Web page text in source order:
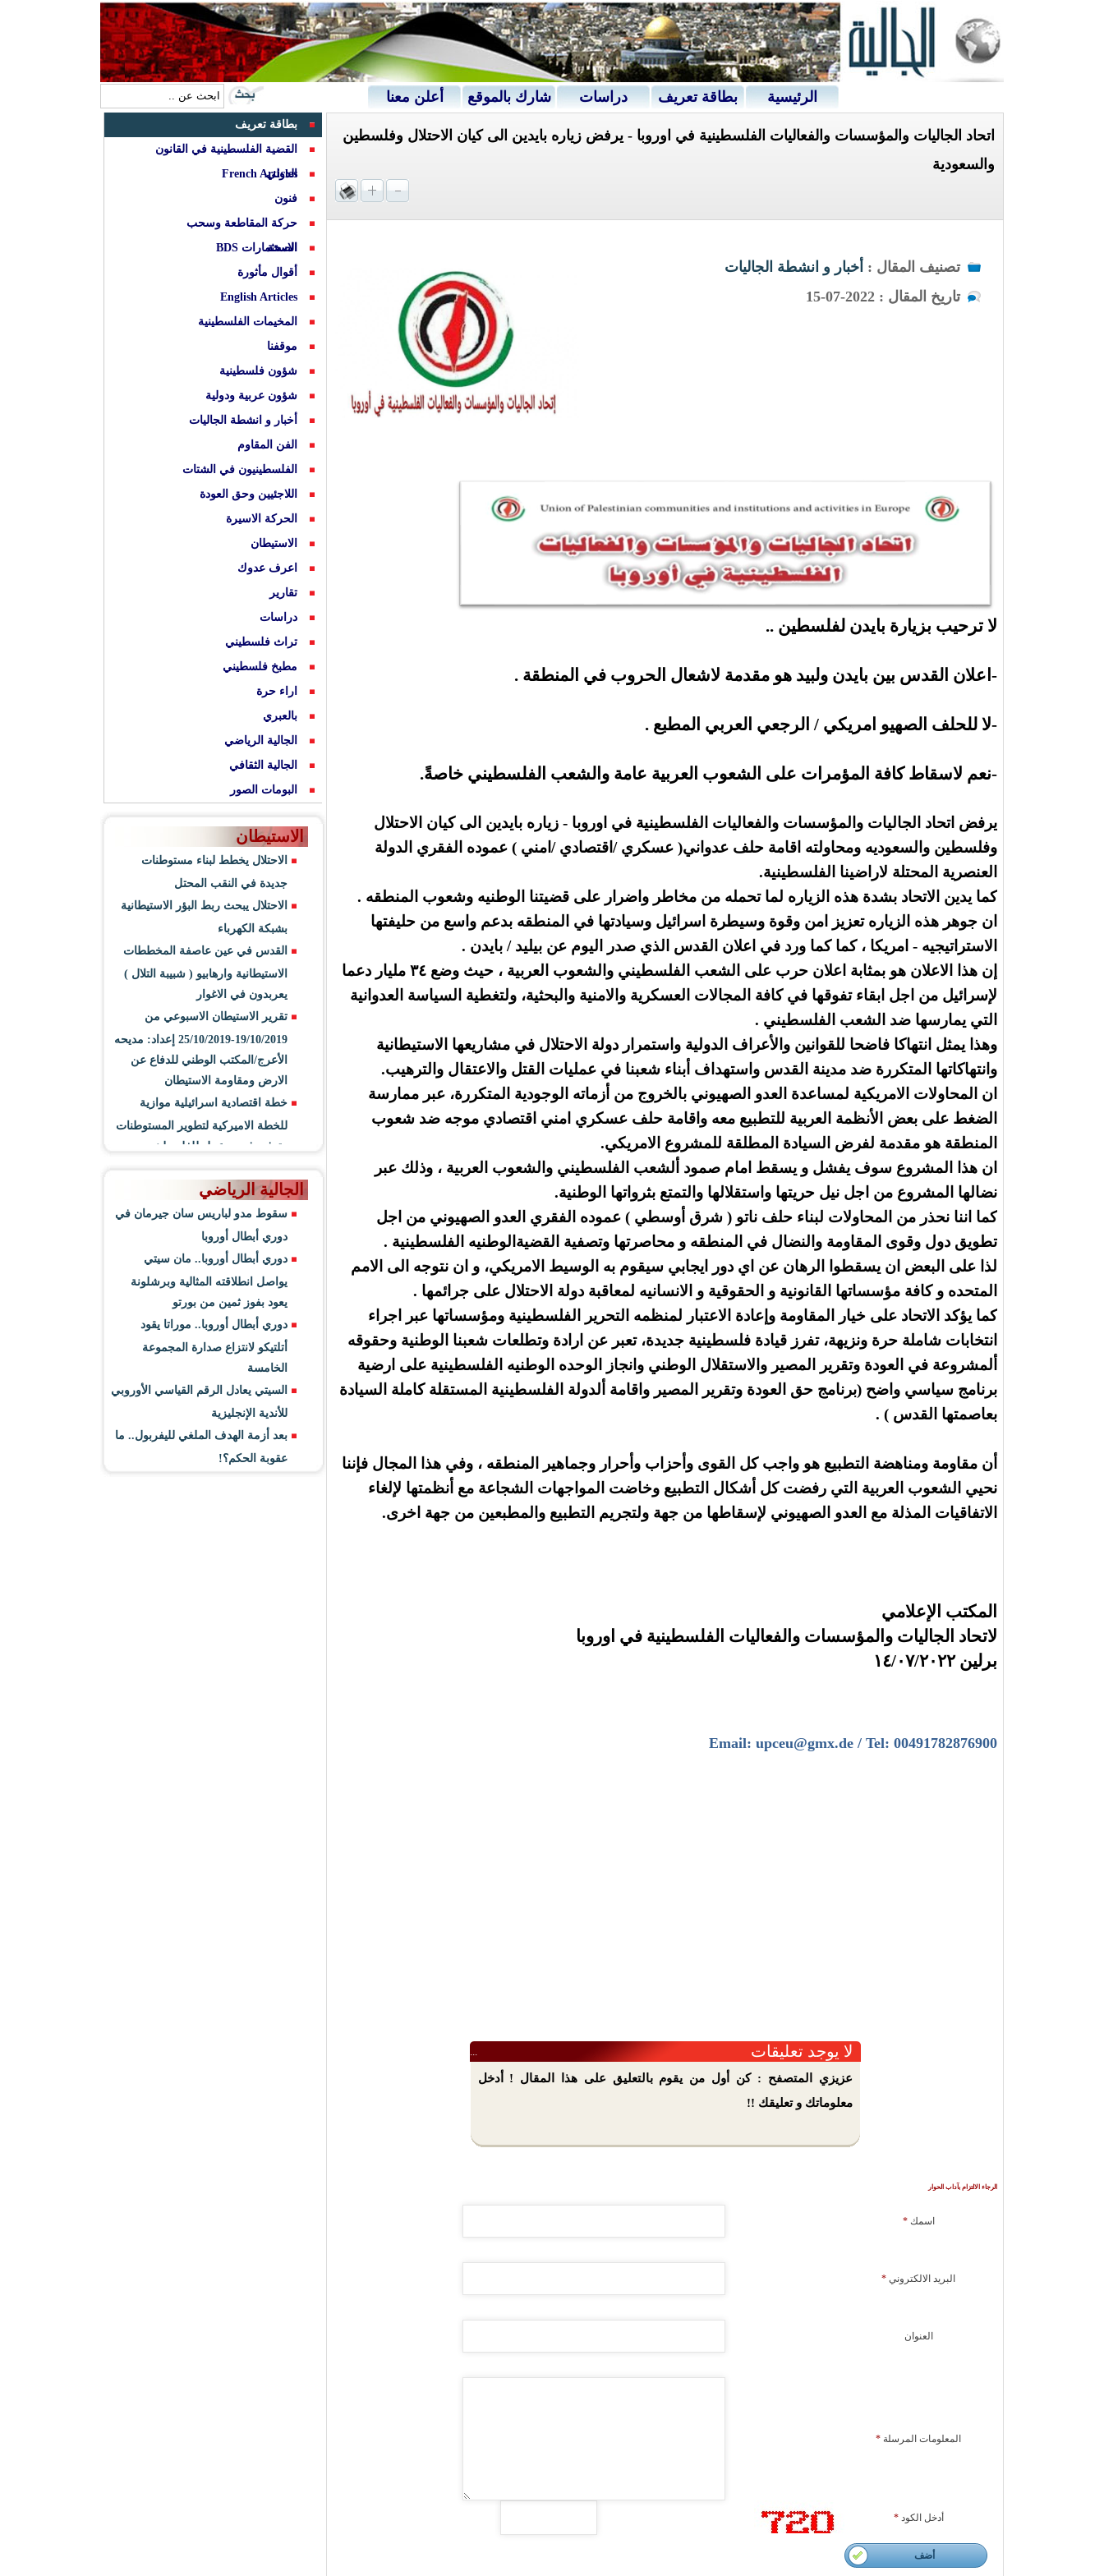
الرئيسية بطاقة تعريف دراسات شارك بالموقع أعلن معنا
اتحاد الجاليات والمؤسسات والفعاليات الفلسطينية في اوروبا - يرفض زياره بايدين الى كيان الاحتلال وفلسطين
والسعودية
تصنيف المقال : أخبار و انشطة الجاليات
تاريخ المقال : 2022-07-15
لا ترحيب بزيارة بايدن لفلسطين ..
-اعلان القدس بين بايدن ولبيد هو مقدمة لاشعال الحروب في المنطقة .
-لا للحلف الصهيو امريكي / الرجعي العربي المطبع .
-نعم لاسقاط كافة المؤمرات على الشعوب العربية عامة والشعب الفلسطيني خاصةً.
يرفض اتحاد الجاليات والمؤسسات والفعاليات الفلسطينية في اوروبا - زياره بايدين الى كيان الاحتلال
وفلسطين والسعوديه ومحاولته اقامة حلف عدواني( عسكري /اقتصادي /امني ) عموده الفقري الدولة
العنصرية المحتلة لاراضينا الفلسطينية.
كما يدين الاتحاد بشدة هذه الزياره لما تحمله من مخاطر واضرار على قضيتنا الوطنيه وشعوب المنطقه .
ان جوهر هذه الزياره تعزيز امن وقوة وسيطرة اسرائيل وسيادتها في المنطقه بدعم واسع من حليفتها
الاستراتيجيه - امريكا ، كما كما ورد في اعلان القدس الذي صدر اليوم عن بيليد / بايدن .
إن هذا الاعلان هو بمثابة اعلان حرب على الشعب الفلسطيني والشعوب العربية ، حيث وضع ٣٤ مليار دعما
لإسرائيل من اجل ابقاء تفوقها في كافة المجالات العسكرية والامنية والبحثية، ولتغطية السياسة العدوانية
التي يمارسها ضد الشعب الفلسطيني .
وهذا يمثل انتهاكا فاضحا للقوانين والأعراف الدولية واستمرار دولة الاحتلال في مشاريعها الاستيطانية
وانتهاكاتها المتكررة ضد مدينة القدس واستهداف أبناء شعبنا في عمليات القتل والاعتقال والترهيب.
ان المحاولات الامريكية لمساعدة العدو الصهيوني بالخروج من أزماته الوجودية المتكررة، عبر ممارسة
الضغط على بعض الأنظمة العربية للتطبيع معه واقامة حلف عسكري امني اقتصادي موجه ضد شعوب
المنطقة هو مقدمة لفرض السيادة المطلقة للمشروع الامريكي.
ان هذا المشروع سوف يفشل و يسقط امام صمود ألشعب الفلسطيني والشعوب العربية ، وذلك عبر
نضالها المشروع من اجل نيل حريتها واستقلالها والتمتع بثرواتها الوطنية.
كما اننا نحذر من المحاولات لبناء حلف ناتو ( شرق أوسطي ) عموده الفقري العدو الصهيوني من اجل
تطويق دول وقوى المقاومة والنضال في المنطقه و محاصرتها وتصفية القضيةالوطنيه الفلسطينية .
لذا على البعض ان يسقطوا الرهان عن اي دور ايجابي سيقوم به الوسيط الامريكي، و ان نتوجه الى الامم
المتحده و كافة مؤسساتها القانونية و الحقوقية و الانسانيه لمعاقبة دولة الاحتلال على جرائمها .
كما يؤكد الاتحاد على خيار المقاومة وإعادة الاعتبار لمنظمه التحرير الفلسطينية ومؤسساتها عبر اجراء
انتخابات شاملة حرة ونزيهة، تفرز قيادة فلسطينية جديدة، تعبر عن ارادة وتطلعات شعبنا الوطنية وحقوقه
ألمشروعة في العودة وتقرير المصير والاستقلال الوطني وانجاز الوحده الوطنيه الفلسطينية على ارضية
برنامج سياسي واضح (برنامج حق العودة وتقرير المصير واقامة ألدولة الفلسطينية المستقلة كاملة السيادة
بعاصمتها القدس ) .
أن مقاومة ومناهضة التطبيع هو واجب كل القوى وأحزاب وأحرار وجماهير المنطقه ، وفي هذا المجال فإننا
نحيي الشعوب العربية التي رفضت كل أشكال التطبيع وخاضت المواجهات الشجاعة مع أنظمتها لإلغاء
الاتفاقيات المذلة مع العدو الصهيوني لإسقاطها من جهة ولتجريم التطبيع والمطبعين من جهة اخرى.
المكتب الإعلامي
لاتحاد الجاليات والمؤسسات والفعاليات الفلسطينية في اوروبا
برلين ١٤/٠٧/٢٠٢٢
Email: upceu@gmx.de / Tel: 00491782876900
لا يوجد تعليقات ...
عزيزي المتصفح : كن أول من يقوم بالتعليق على هذا المقال ! أدخل
معلوماتك و تعليقك !!
الرجاء الالتزام بآداب الحوار
اسمك*
البريد الالكتروني *
العنوان
المعلومات المرسلة *
أدخل الكود*
أضف
بطاقة تعريف
القضية الفلسطينية في القانون
الدولي
French Articles
فنون
حركة المقاطعة وسحب
الاستثمارات BDS
الصحة
أقوال مأثورة
English Articles
المخيمات الفلسطينية
موقفنا
شؤون فلسطينية
شؤون عربية ودولية
أخبار و انشطة الجاليات
الفن المقاوم
الفلسطينيون في الشتات
اللاجئيين وحق العودة
الحركة الاسيرة
الاستيطان
اعرف عدوك
تقارير
دراسات
تراث فلسطيني
مطبخ فلسطيني
اراء حرة
بالعبري
الجالية الرياضي
الجالية الثقافي
البومات الصور
الاستيطان
الاحتلال يخطط لبناء مستوطنات
جديدة في النقب المحتل
الاحتلال يبحث ربط البؤر الاستيطانية
بشبكة الكهرباء
القدس في عين عاصفة المخططات
الاستيطانية وارهابيو ( شبيبة التلال )
يعربدون في الاغوار
تقرير الاستيطان الاسبوعي من
19/10/2019-25/10/2019 إعداد: مديحه
الأعرج/المكتب الوطني للدفاع عن
الارض ومقاومة الاستيطان
خطة اقتصادية اسرائيلية موازية
للخطة الاميركية لتطوير المستوطنات
وتوفير فرص عمل للفلسطينيين
الجالية الرياضي
سقوط مدو لباريس سان جيرمان في
دوري أبطال أوروبا
دوري أبطال أوروبا.. مان سيتي
يواصل انطلاقته المثالية وبرشلونة
يعود بفوز ثمين من بورتو
دوري أبطال أوروبا.. موراتا يقود
أتلتيكو لانتزاع صدارة المجموعة
الخامسة
السيتي يعادل الرقم القياسي الأوروبي
للأندية الإنجليزية
بعد أزمة الهدف الملغي لليفربول.. ما
عقوبة الحكم؟!